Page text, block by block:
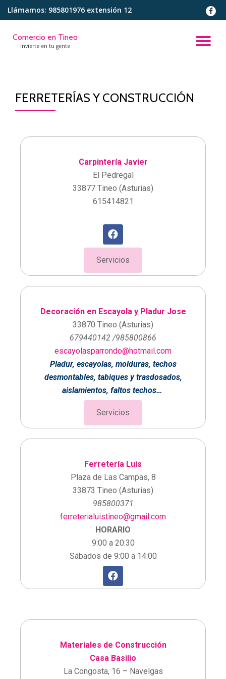
contenido
Llámamos: 985801976 extensión 12
Comercio en Tineo
Invierte en tu gente
FERRETERÍAS Y CONSTRUCCIÓN
Carpintería Javier
El Pedregal
33877 Tineo (Asturias)
615414821
Servicios
Decoración en Escayola y Pladur Jose
33870 Tineo (Asturias)
679440142 /985800866
escayolasparrondo@hotmail.com
Pladur, escayolas, molduras, techos
desmontables, tabiques y trasdosados,
aislamientos, faltos techos…
Servicios
Ferretería Luis
Plaza de Las Campas, 8
33873 Tineo (Asturias)
985800371
ferreterialuistineo@gmail.com
HORARIO
9:00 a 20:30
Sábados de 9:00 a 14:00
Materiales de Construcción
Casa Basilio
La Congosta, 16 – Navelgas